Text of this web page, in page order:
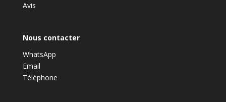
Avis
Nous contacter
WhatsApp
Email
Téléphone